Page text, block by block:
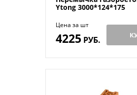
Ytong 3000*124*175
Цена за шт
4225 РУБ.